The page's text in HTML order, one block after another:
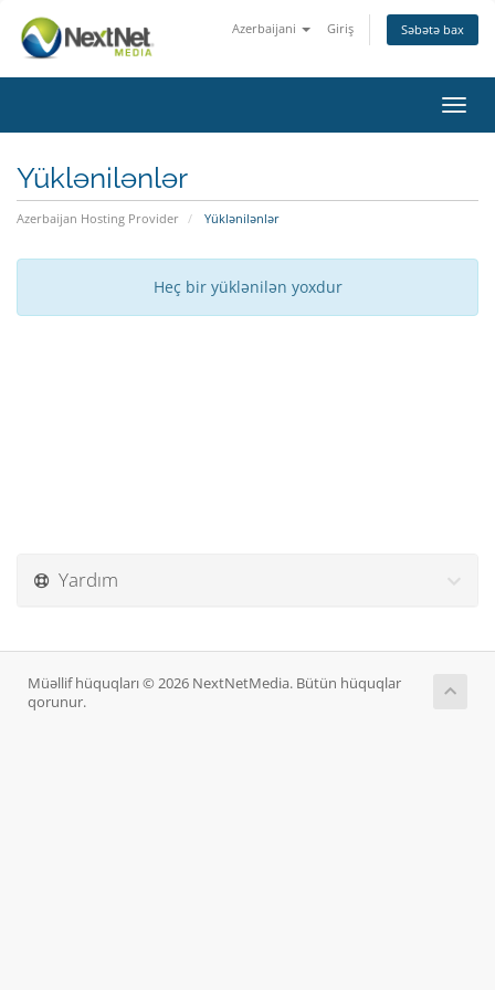
Azerbaijani Giriş Səbətə bax
keçid
Yüklənilənlər
Azerbaijan Hosting Provider Yüklənilənlər
Heç bir yüklənilən yoxdur
Yardım
Müəllif hüquqları © 2026 NextNetMedia. Bütün hüquqlar
qorunur.